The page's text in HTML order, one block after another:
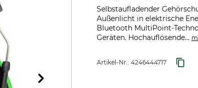
Selbstaufladender
Außenlicht in elektrische
Bluetooth MultiPoint-
Geräten. Hochauflösende...
Artikel-Nr.: 4246444717